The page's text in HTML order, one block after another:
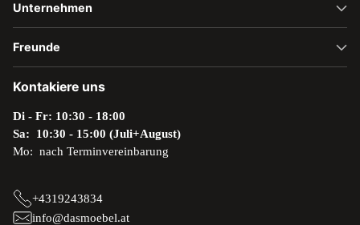
Unternehmen
Freunde
Kontakiere uns
Di - Fr: 10:30 - 18:00
Sa: 10:30 - 15:00 (Juli+August)
Mo: nach Terminvereinbarung
+4319243834
info@dasmoebel.at